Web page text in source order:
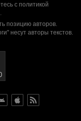
с политикой
.
позицию авторов.
несут авторы текстов.